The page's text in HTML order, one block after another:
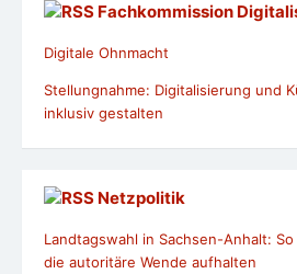
Fachkommission
Digitale Ohnmacht
Stellungnahme: Digitalisierung und
inklusiv gestalten
Netzpolitik
Landtagswahl in Sachsen-Anhalt:
die autoritäre Wende aufhalten